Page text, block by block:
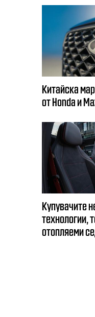
Китайска
от Honda и
Купувачите
технологии,
отопляеми